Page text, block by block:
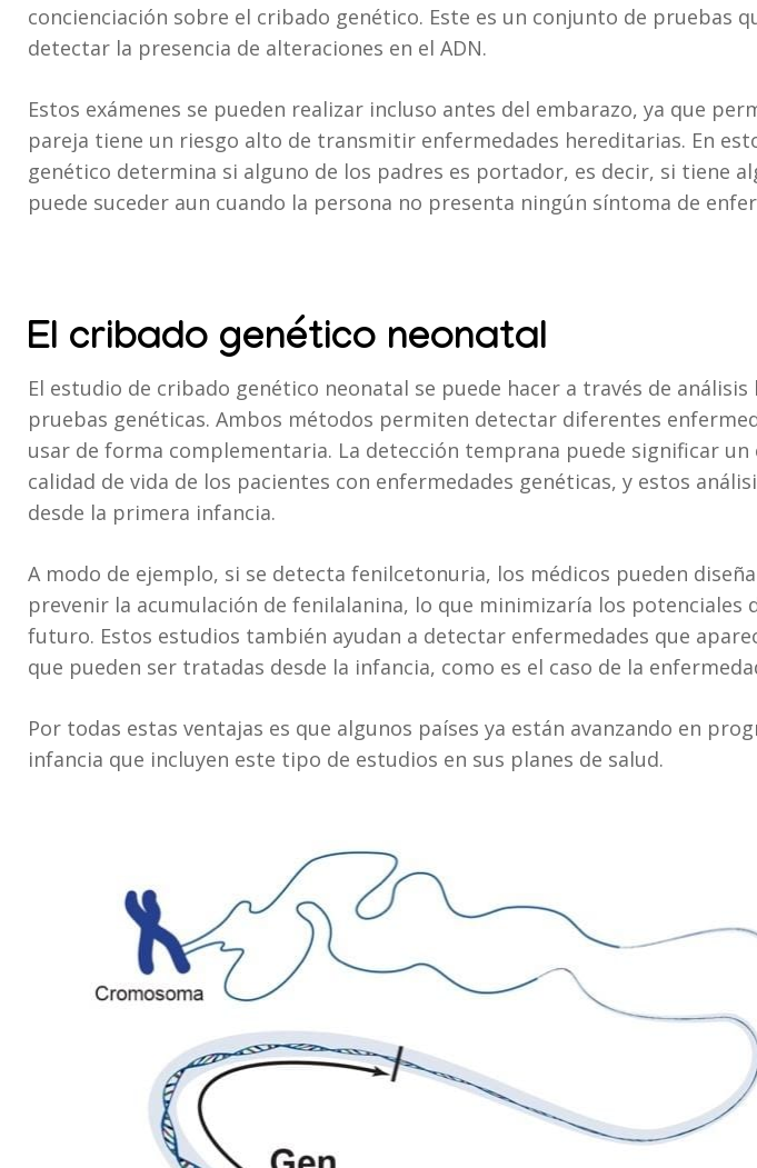
concienciación sobre el cribado genético. Este es un conjunto de pruebas
detectar la presencia de alteraciones en el ADN.
Estos exámenes se pueden realizar incluso antes del embarazo, ya que
pareja tiene un riesgo alto de transmitir enfermedades hereditarias. En
genético determina si alguno de los padres es portador, es decir, si tiene
puede suceder aun cuando la persona no presenta ningún síntoma de
El cribado genético neonatal
El estudio de cribado genético neonatal se puede hacer a través de
pruebas genéticas. Ambos métodos permiten detectar diferentes
usar de forma complementaria. La detección temprana puede significar un
calidad de vida de los pacientes con enfermedades genéticas, y estos
desde la primera infancia.
A modo de ejemplo, si se detecta fenilcetonuria, los médicos pueden
prevenir la acumulación de fenilalanina, lo que minimizaría los potenciales
futuro. Estos estudios también ayudan a detectar enfermedades que
que pueden ser tratadas desde la infancia, como es el caso de la
Por todas estas ventajas es que algunos países ya están avanzando en
infancia que incluyen este tipo de estudios en sus planes de salud.